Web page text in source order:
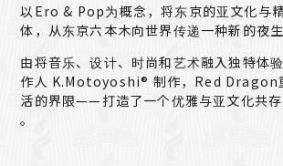
以 Ero & Pop为概念 ，将东京的亚文化与
体 ， 从东京六 本木向世界传递一种新 的夜生
由将音乐、设计、 时尚和艺术融 入独特体验
作 人 K.Motoyoshi® 制作， Red Dragon
活的界限——打造了一个优雅与亚文化共存
。